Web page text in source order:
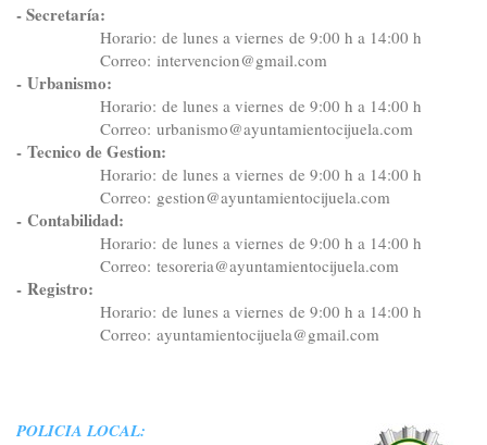
- Secretaría:
Horario: de lunes a viernes de 9:00 h a 14:00 h
Correo: intervencion@gmail.com
- Urbanismo:
Horario: de lunes a viernes de 9:00 h a 14:00 h
Correo: urbanismo@ayuntamientocijuela.com
- Tecnico de Gestion:
Horario: de lunes a viernes de 9:00 h a 14:00 h
Correo: gestion@ayuntamientocijuela.com
- Contabilidad:
Horario: de lunes a viernes de 9:00 h a 14:00 h
Correo: tesoreria@ayuntamientocijuela.com
- Registro:
Horario: de lunes a viernes de 9:00 h a 14:00 h
Correo: ayuntamientocijuela@gmail.com
POLICIA LOCAL: